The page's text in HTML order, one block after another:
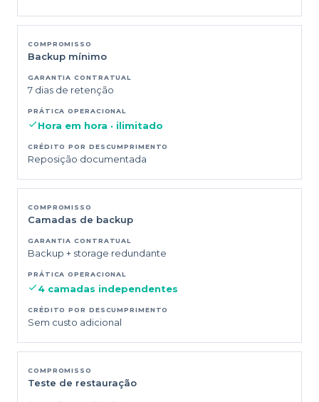
Backup mínimo
7 dias de retenção
Hora em hora · ilimitado
Reposição documentada
Camadas de backup
Backup + storage redundante
4 camadas independentes
Sem custo adicional
Teste de restauração